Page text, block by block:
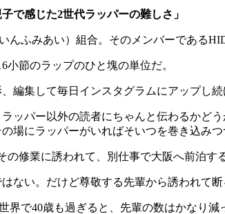
で感じた2世代ラッパーの難しさ」
んふみあい）組合。そのメンバーである
小節のラップのひと塊の単位だ。
編集して毎日インスタグラムにアップし
ッパー以外の読者にちゃんと伝わるかど
場にラッパーがいればそいつを巻き込み
の修業に誘われて、別仕事で大阪へ前泊す
ない。だけど尊敬する先輩から誘われて断
界で40歳も過ぎると、先輩の数はかなり減